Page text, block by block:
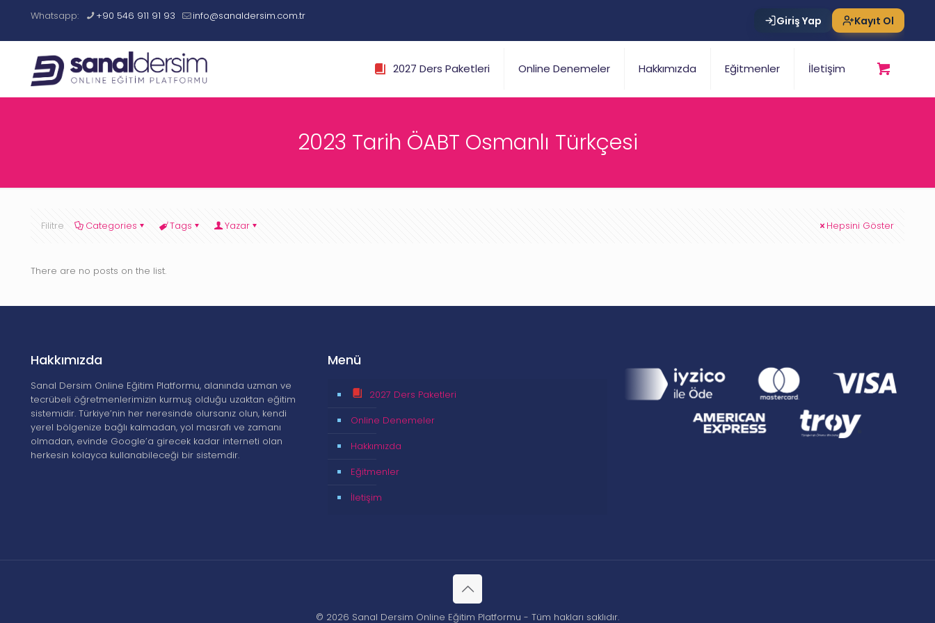
Whatsapp: +90 546 911 91 93 info@sanaldersim.com.tr Giriş Yap Kayıt Ol
2027 Ders Paketleri Online Denemeler Hakkımızda Eğitmenler İletişim
2023 Tarih ÖABT Osmanlı Türkçesi
Filitre Categories Tags Yazar Hepsini Göster
There are no posts on the list.
Hakkımızda
Sanal Dersim Online Eğitim Platformu, alanında uzman ve
tecrübeli öğretmenlerimizin kurmuş olduğu uzaktan eğitim
sistemidir. Türkiye’nin her neresinde olursanız olun, kendi
yerel bölgenize bağlı kalmadan, yol masrafı ve zamanı
olmadan, evinde Google’a girecek kadar interneti olan
herkesin kolayca kullanabileceği bir sistemdir.
Menü
2027 Ders Paketleri
Online Denemeler
Hakkımızda
Eğitmenler
İletişim
© 2026 Sanal Dersim Online Eğitim Platformu - Tüm hakları saklıdır.